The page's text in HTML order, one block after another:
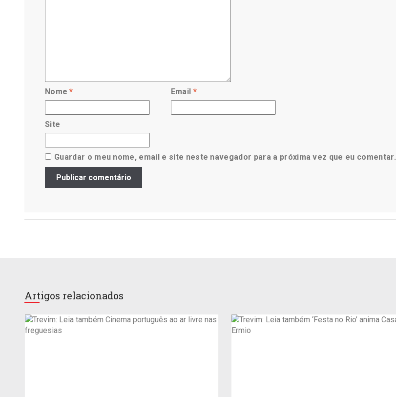
Nome* Email *
Site
Guardar o meu nome, email e site neste navegador para a próxima vez que eu comentar.
Artigos relacionados